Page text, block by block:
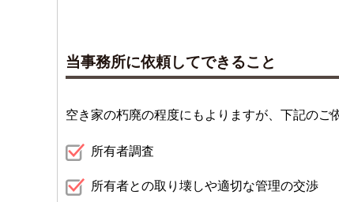
当事務所に依頼してできること
空き家の朽廃の程度にもよりますが、下記のご
所有者調査
所有者との取り壊しや適切な管理の交渉